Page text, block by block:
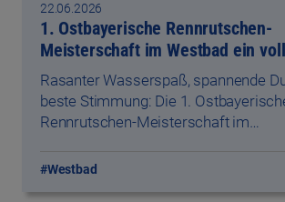
22.06.2026
1. Ostbayerische Rennrutschen-
Meisterschaft im Westbad ein
Rasanter Wasserspaß, spannende
beste Stimmung: Die 1.
Rennrutschen-Meisterschaft im…
#Westbad